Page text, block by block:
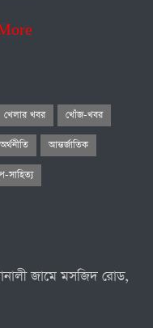
খেলার খবর খোঁজ-খবর
অর্থনীতি আন্তর্জাতিক
সাহিত্য
জামে মসজিদ রোড,